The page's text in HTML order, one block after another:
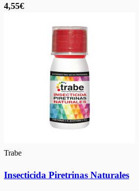
4,55€
Trabe
Insecticida Piretrinas Naturales